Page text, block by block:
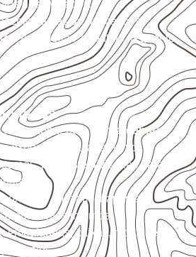
desnivelados.
antes de aplicações
ou sujeitas a contato frequente
e componentes de
marcenaria
exposição e acabamento.
painéis e divisórias para
que utilizam chapas em
internos.
embalagens, caixas, montagem e